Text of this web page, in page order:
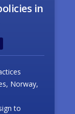
in
Norway,
to